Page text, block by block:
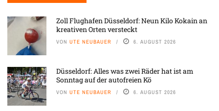
Zoll Flughafen Düsseldorf: Neun Kilo Kokain an
kreativen Orten versteckt
VON UTE NEUBAUER 6. AUGUST 2026
Düsseldorf: Alles was zwei Räder hat ist am
Sonntag auf der autofreien Kö
VON UTE NEUBAUER 6. AUGUST 2026